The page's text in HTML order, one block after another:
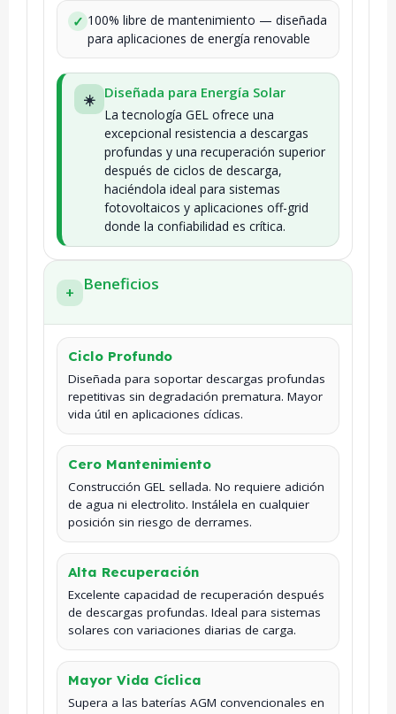
✓ 100% libre de mantenimiento — diseñada
para aplicaciones de energía renovable
☀️ Diseñada para Energía Solar
La tecnología GEL ofrece una
excepcional resistencia a descargas
profundas y una recuperación superior
después de ciclos de descarga,
haciéndola ideal para sistemas
fotovoltaicos y aplicaciones off-grid
donde la confiabilidad es crítica.
+ Beneficios
Ciclo Profundo
Diseñada para soportar descargas profundas
repetitivas sin degradación prematura. Mayor
vida útil en aplicaciones cíclicas.
Cero Mantenimiento
Construcción GEL sellada. No requiere adición
de agua ni electrolito. Instálela en cualquier
posición sin riesgo de derrames.
Alta Recuperación
Excelente capacidad de recuperación después
de descargas profundas. Ideal para sistemas
solares con variaciones diarias de carga.
Mayor Vida Cíclica
Supera a las baterías AGM convencionales en